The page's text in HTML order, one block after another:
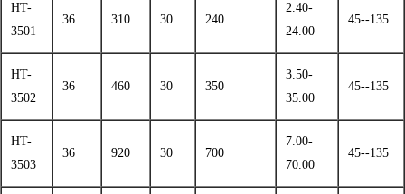
HT-
3501
36 310 30 240
2.40-
24.00
45--135
HT-
3502
36 460 30 350
3.50-
35.00
45--135
HT-
3503
36 920 30 700
7.00-
70.00
45--135